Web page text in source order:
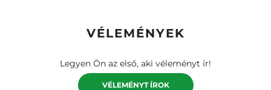
VÉLEMÉNYEK
Legyen Ön az első, aki véleményt ír!
VÉLEMÉNYT ÍROK